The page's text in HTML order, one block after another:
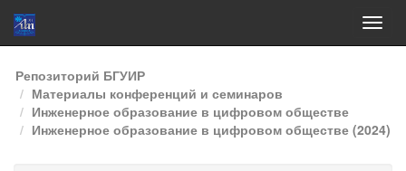
Skip
navigation
Репозиторий БГУИР
Материалы конференций и семинаров
Инженерное образование в цифровом обществе
Инженерное образование в цифровом обществе (2024)